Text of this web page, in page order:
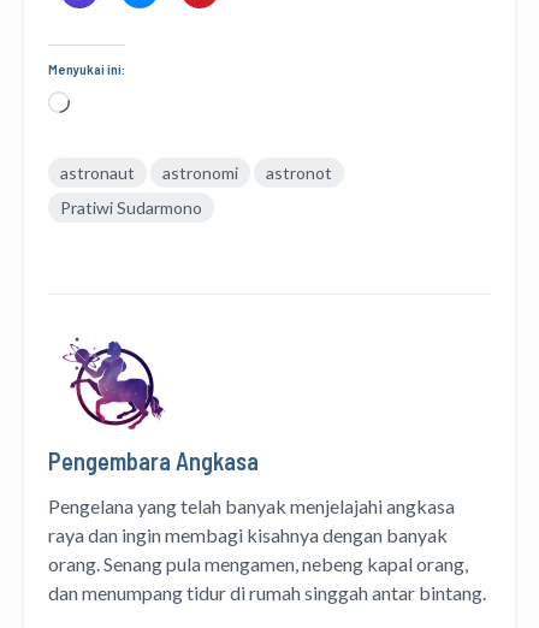
Menyukai ini:
Memuat...
astronaut astronomi
astronot
Pratiwi Sudarmono
Pengembara Angkasa
Pengelana yang telah banyak menjelajahi angkasa
raya dan ingin membagi kisahnya dengan banyak
orang. Senang pula mengamen, nebeng kapal orang,
dan menumpang tidur di rumah singgah antar bintang.